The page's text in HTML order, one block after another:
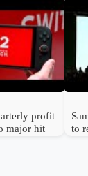
profit
major hit
to